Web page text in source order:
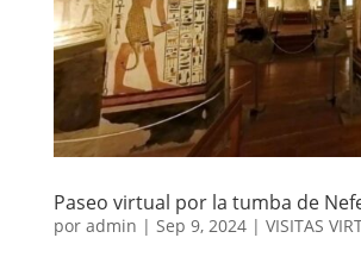
Paseo virtual por la tumba de
por admin | Sep 9, 2024| VISITAS